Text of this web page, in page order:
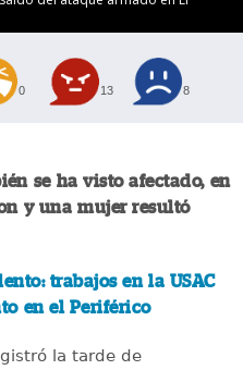
0 13 8
se ha visto afectado, en
y una mujer resultó
trabajos en la USAC
en el Periférico
la tarde de